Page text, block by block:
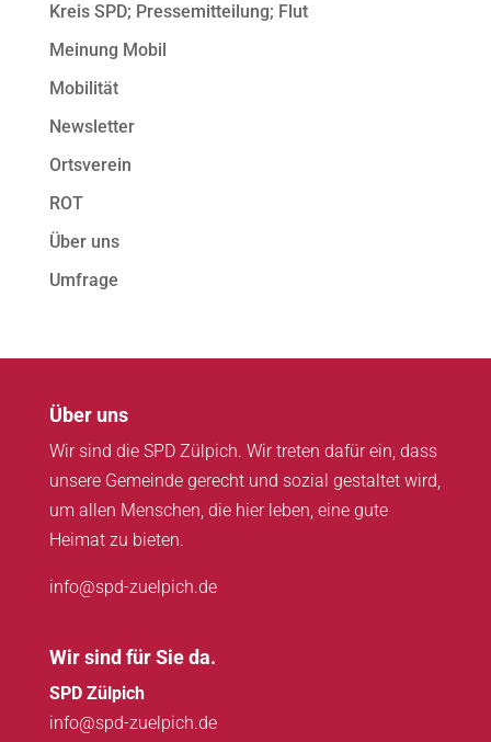
Kreis SPD; Pressemitteilung; Flut
Meinung Mobil
Mobilität
Newsletter
Ortsverein
ROT
Über uns
Umfrage
Über uns
Wir sind die SPD Zülpich. Wir treten dafür ein, dass
unsere Gemeinde gerecht und sozial gestaltet wird,
um allen Menschen, die hier leben, eine gute
Heimat zu bieten.
info@spd-zuelpich.de
Wir sind für Sie da.
SPD Zülpich
info@spd-zuelpich.de